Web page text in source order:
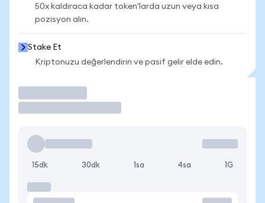
50x kaldıraca kadar token'larda uzun veya kısa
pozisyon alın.
Stake Et
Kriptonuzu değerlendirin ve pasif gelir elde edin.
15dk 30dk 1sa 4sa 1G